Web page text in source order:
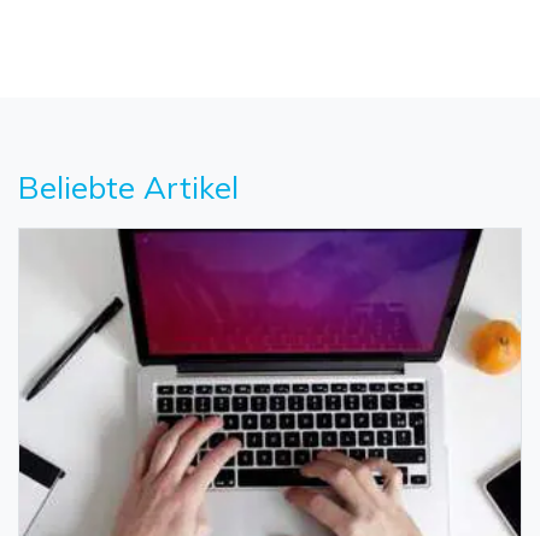
Beliebte Artikel
Daten online wiederherstellen
Verlorene Daten? Jetzt online wiederherstellen!